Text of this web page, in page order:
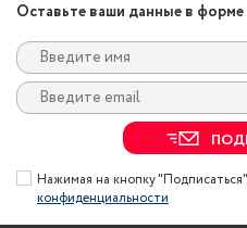
Оставьте ваши данные в
Нажимая на кнопку
конфиденциальности